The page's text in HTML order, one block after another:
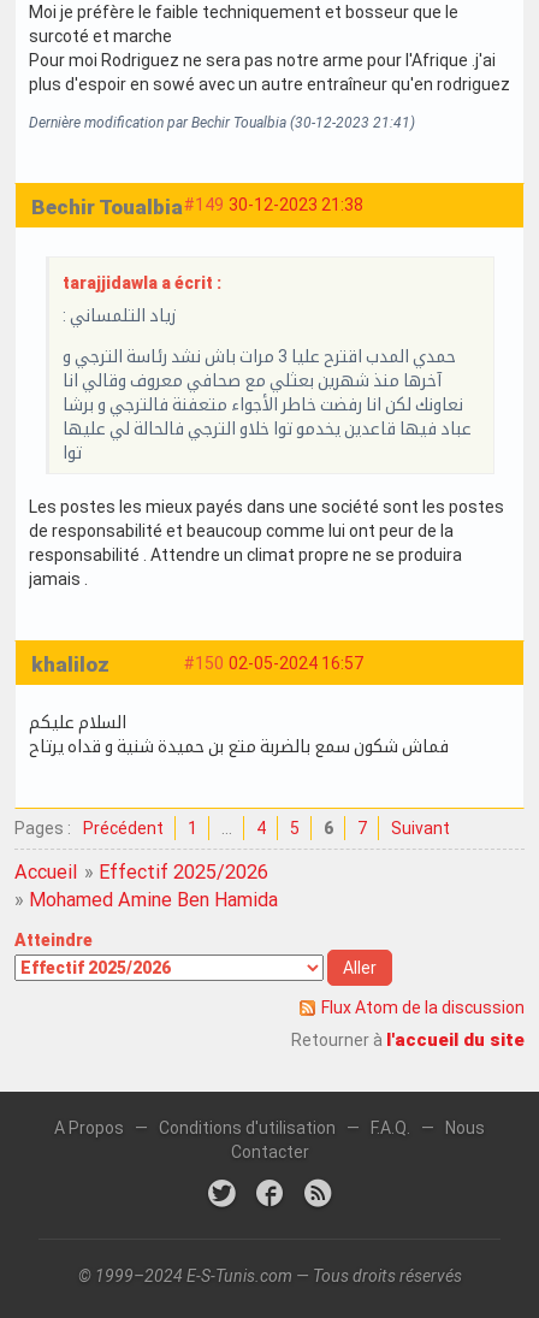
Moi je préfère le faible techniquement et bosseur que le
surcoté et marche
Pour moi Rodriguez ne sera pas notre arme pour l'Afrique .j'ai
plus d'espoir en sowé avec un autre entraîneur qu'en rodriguez
Dernière modification par Bechir Toualbia (30-12-2023 21:41)
#149 30-12-2023 21:38
Bechir Toualbia
tarajjidawla a écrit :
: زياد التلمساني
حمدي المدب اقترح عليا 3 مرات باش نشد رئاسة الترجي و
آخرها منذ شهرين بعثلي مع صحافي معروف وقالي انا
نعاونك لكن انا رفضت خاطر الأجواء متعفنة فالترجي و برشا
عباد فيها قاعدين يخدمو توا خلاو الترجي فالحالة لي عليها
توا
Les postes les mieux payés dans une société sont les postes
de responsabilité et beaucoup comme lui ont peur de la
responsabilité . Attendre un climat propre ne se produira
jamais .
#150 02-05-2024 16:57
khaliloz
السلام عليكم
فماش شكون سمع بالضربة متع بن حميدة شنية و قداه يرتاح
Pages : Précédent 1 … 4 5 6 7 Suivant
Accueil » Effectif 2025/2026
» Mohamed Amine Ben Hamida
Atteindre
Flux Atom de la discussion
Retourner à l'accueil du site
A Propos — Conditions d'utilisation — F.A.Q. —
Nous
Contacter
© 1999–2024 E-S-Tunis.com — Tous droits réservés